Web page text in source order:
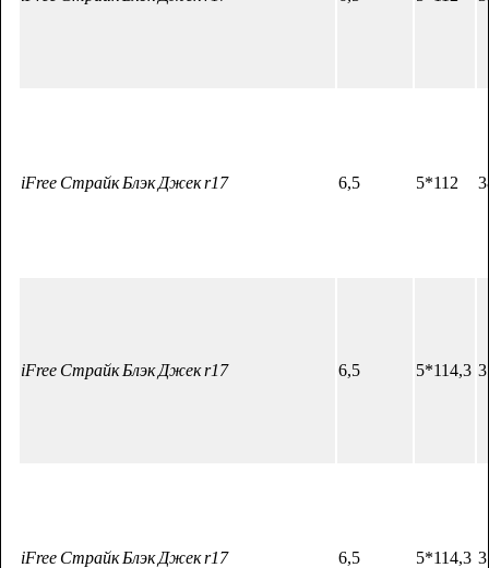
iFree Страйк Блэк Джек r17 6,5 5*112
iFree Страйк Блэк Джек r17 6,5 5*114,3
iFree Страйк Блэк Джек r17 6,5 5*114,3